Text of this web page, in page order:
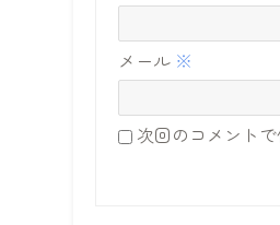
メール ※
次回のコメント